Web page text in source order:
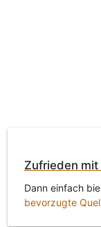
Zufrieden mit
Dann einfach
bevorzugte